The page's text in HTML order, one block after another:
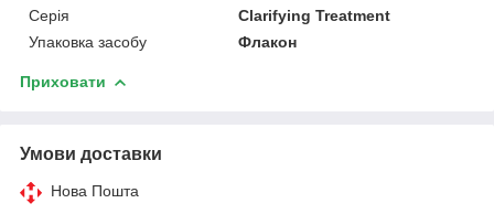
Серія
Clarifying Treatment
Упаковка засобу
Флакон
Приховати
Умови доставки
Нова Пошта